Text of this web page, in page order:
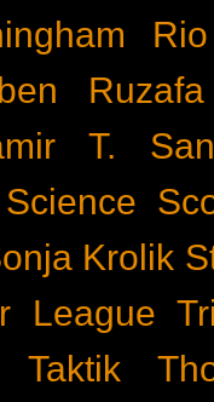
Rio
Ruzafa
T.
Science
Krolik
League
Taktik